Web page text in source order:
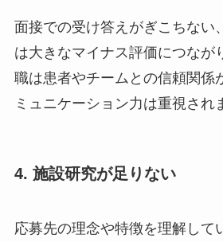
面接での受け答えがぎこちない
は大きなマイナス評価につなが
職は患者やチームとの信頼関係
ミュニケーション力は重視され
4. 施設研究が足りない
応募先の理念や特徴を理解して